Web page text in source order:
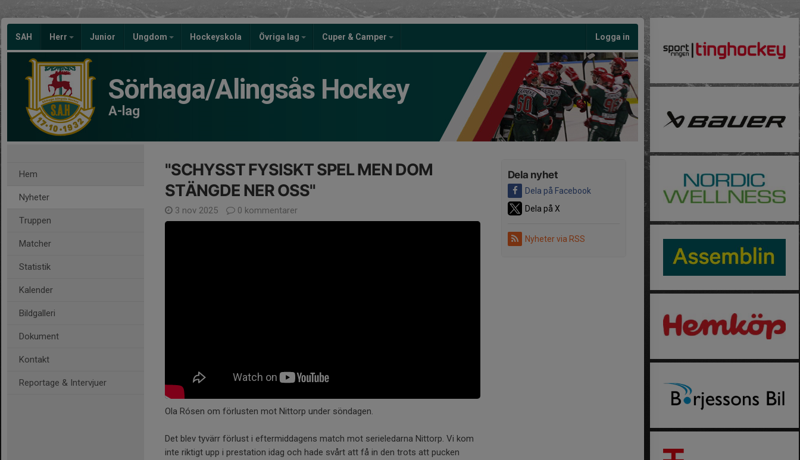
SAH Herr Junior Ungdom Hockeyskola Övriga lag Cuper & Camper Logga in
Sörhaga/Alingsås Hockey
A-lag
Hem
Nyheter
Truppen
Matcher
Statistik
Kalender
Bildgalleri
Dokument
Kontakt
Reportage & Intervjuer
Dela nyhet
Dela på Facebook
Dela på X
Nyheter via RSS
"SCHYSST FYSISKT SPEL MEN DOM
STÄNGDE NER OSS"
3 nov 2025 0 kommentarer
Ola Rósen om förlusten mot Nittorp under söndagen.
Det blev tyvärr förlust i eftermiddagens match mot serieledarna Nittorp. Vi kom
inte riktigt upp i prestation idag och hade svårt att få in den trots att pucken